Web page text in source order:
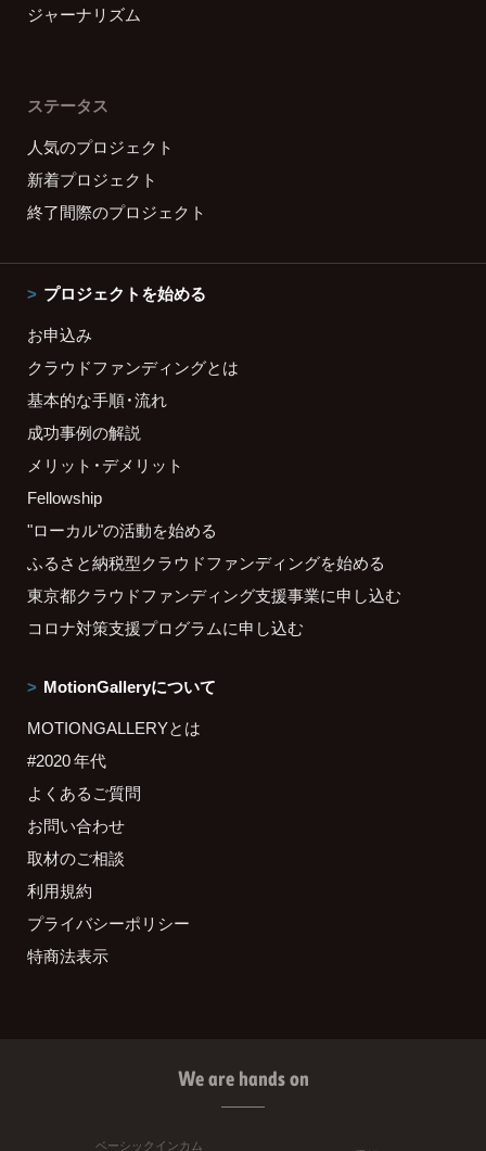
ジャーナリズム
ステータス
人気のプロジェクト
新着プロジェクト
終了間際のプロジェクト
プロジェクトを始める
お申込み
クラウドファンディングとは
基本的な手順・流れ
成功事例の解説
メリット・デメリット
Fellowship
"ローカル"の活動を始める
ふるさと納税型クラウドファンディングを始める
東京都クラウドファンディング支援事業に申し込む
コロナ対策支援プログラムに申し込む
MotionGalleryについて
MOTIONGALLERYとは
#2020 年代
よくあるご質問
お問い合わせ
取材のご相談
利用規約
プライバシーポリシー
特商法表示
We are hands on
ベーシックインカム